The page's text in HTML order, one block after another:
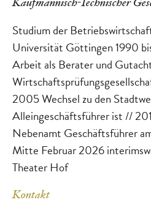
Kaufmännisch-Technischer
Studium der
Universität Göttingen 1990
Arbeit als Berater und
2005 Wechsel zu den
Alleingeschäftsführer ist //
Nebenamt Geschäftsführer
Mitte Februar 2026
Theater Hof
Kontakt